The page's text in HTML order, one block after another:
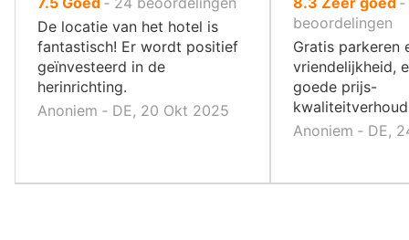
10
,
De locatie van het hotel is
fantastisch! Er wordt positief
geïnvesteerd in de
herinrichting.
Anoniem ‐ DE, 20 Okt 2025
10
,
beoordelingen
Gratis parkeren
vriendelijkheid,
goede prijs-
Anoniem ‐ DE,